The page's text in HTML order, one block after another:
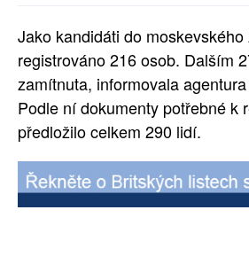
RUBRIKY
PLNÁ VERZE STRÁNEK
Jako kandidáti do
registrováno 216 osob. Dalším
zamítnuta, informovala agentura
Podle ní dokumenty potřebné k
předložilo celkem 290 lidí.